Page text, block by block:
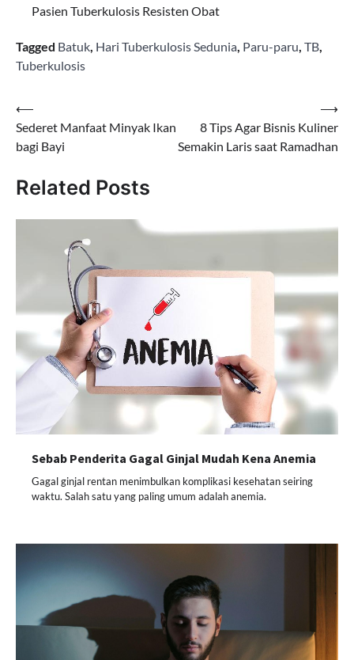
Pasien Tuberkulosis Resisten Obat
Tagged Batuk Hari Tuberkulosis Sedunia Paru-paru TB
Tuberkulosis
Navigasi
pos
⟵
Sederet Manfaat Minyak Ikan
bagi Bayi
8 Tips Agar Bisnis Kuliner
Semakin Laris saat Ramadhan
⟶
Related Posts
Sebab Penderita Gagal Ginjal Mudah Kena Anemia
Gagal ginjal rentan menimbulkan komplikasi kesehatan seiring
waktu. Salah satu yang paling umum adalah anemia.